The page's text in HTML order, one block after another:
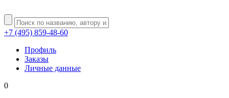
+7 (495) 859-48-60
Профиль
Заказы
Личные данные
0